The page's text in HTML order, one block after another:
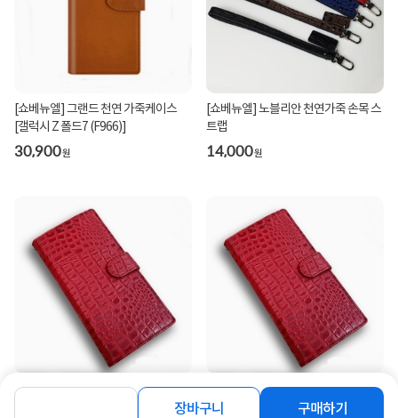
장바구니 구매하기
[쇼베뉴엘] 그랜드 천연 가죽케이스
[갤럭시 Z 폴드7 (F966)]
30,900원
[쇼베뉴엘] 노블리안 천연가죽 손목 스
트랩
14,000원
[쇼베뉴엘] 노블리안 천연가죽 케이스
[쇼베뉴엘] 노블리안 천연가죽 케이스
[갤럭시 Z 폴드7 (F966)]